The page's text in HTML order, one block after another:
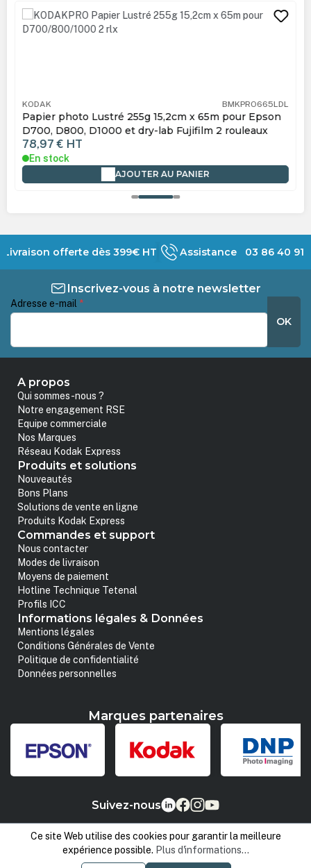
Ignorer la galerie de produits
KODAK BMKPRO665LDL
Papier photo Lustré 255g 15,2cm x 65m pour Epson
D700, D800, D1000 et dry-lab Fujifilm 2 rouleaux
78,97 € HT
En stock
AJOUTER AU PANIER
Livraison offerte dès 399€ HT Assistance 03 86 40 91
Inscrivez-vous à notre newsletter
Adresse e-mail *
OK
A propos
Qui sommes-nous ?
Notre engagement RSE
Equipe commerciale
Nos Marques
Réseau Kodak Express
Produits et solutions
Nouveautés
Bons Plans
Solutions de vente en ligne
Produits Kodak Express
Commandes et support
Nous contacter
Modes de livraison
Moyens de paiement
Hotline Technique Tetenal
Profils ICC
Informations légales & Données
Mentions légales
Conditions Générales de Vente
Politique de confidentialité
Données personnelles
Marques partenaires
Suivez-nous
Ce site Web utilise des cookies pour garantir la meilleure
expérience possible. Plus d'informations...